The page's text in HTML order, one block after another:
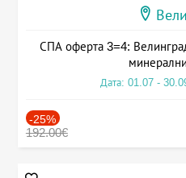
СПА оферта 3=4:
Дата: 01.07 -
-25%
192.00€